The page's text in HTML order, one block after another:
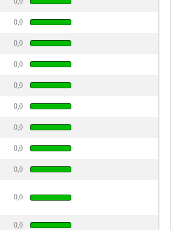
0,0
0,0
0,0
0,0
0,0
0,0
0,0
0,0
0,0
0,0